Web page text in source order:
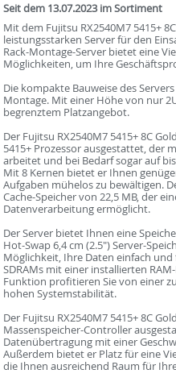
Seit dem 13.07.2023 im Sortiment
Mit dem Fujitsu RX2540M7 5415+
leistungsstarken Server für den
Rack-Montage-Server bietet eine
Möglichkeiten, um Ihre
Die kompakte Bauweise des
Montage. Mit einer Höhe von nur
begrenztem Platzangebot.
Der Fujitsu RX2540M7 5415+ 8C
5415+ Prozessor ausgestattet, der
arbeitet und bei Bedarf sogar auf
Mit 8 Kernen bietet er Ihnen
Aufgaben mühelos zu bewältigen.
Cache-Speicher von 22,5 MB, der
Datenverarbeitung ermöglicht.
Der Server bietet Ihnen eine
Hot-Swap 6,4 cm (2.5") Server-
Möglichkeit, Ihre Daten einfach
SDRAMs mit einer installierten
Funktion profitieren Sie von einer
hohen Systemstabilität.
Der Fujitsu RX2540M7 5415+ 8C
Massenspeicher-Controller
Datenübertragung mit einer
Außerdem bietet er Platz für eine
die Ihnen ausreichend Raum für